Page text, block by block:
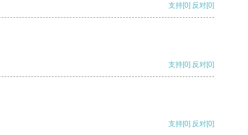
支持[0] 反对[0]
支持[0] 反对[0]
支持[0] 反对[0]